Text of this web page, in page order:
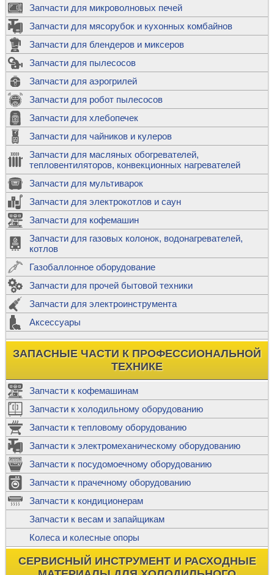
Запчасти для микроволновых печей
Запчасти для мясорубок и кухонных комбайнов
Запчасти для блендеров и миксеров
Запчасти для пылесосов
Запчасти для аэрогрилей
Запчасти для робот пылесосов
Запчасти для хлебопечек
Запчасти для чайников и кулеров
Запчасти для масляных обогревателей,
тепловентиляторов, конвекционных нагревателей
Запчасти для мультиварок
Запчасти для электрокотлов и саун
Запчасти для кофемашин
Запчасти для газовых колонок, водонагревателей,
котлов
Газобаллонное оборудование
Запчасти для прочей бытовой техники
Запчасти для электроинструмента
Аксессуары
ЗАПАСНЫЕ ЧАСТИ К ПРОФЕССИОНАЛЬНОЙ
ТЕХНИКЕ
Запчасти к кофемашинам
Запчасти к холодильному оборудованию
Запчасти к тепловому оборудованию
Запчасти к электромеханическому оборудованию
Запчасти к посудомоечному оборудованию
Запчасти к прачечному оборудованию
Запчасти к кондиционерам
Запчасти к весам и запайщикам
Колеса и колесные опоры
СЕРВИСНЫЙ ИНСТРУМЕНТ И РАСХОДНЫЕ